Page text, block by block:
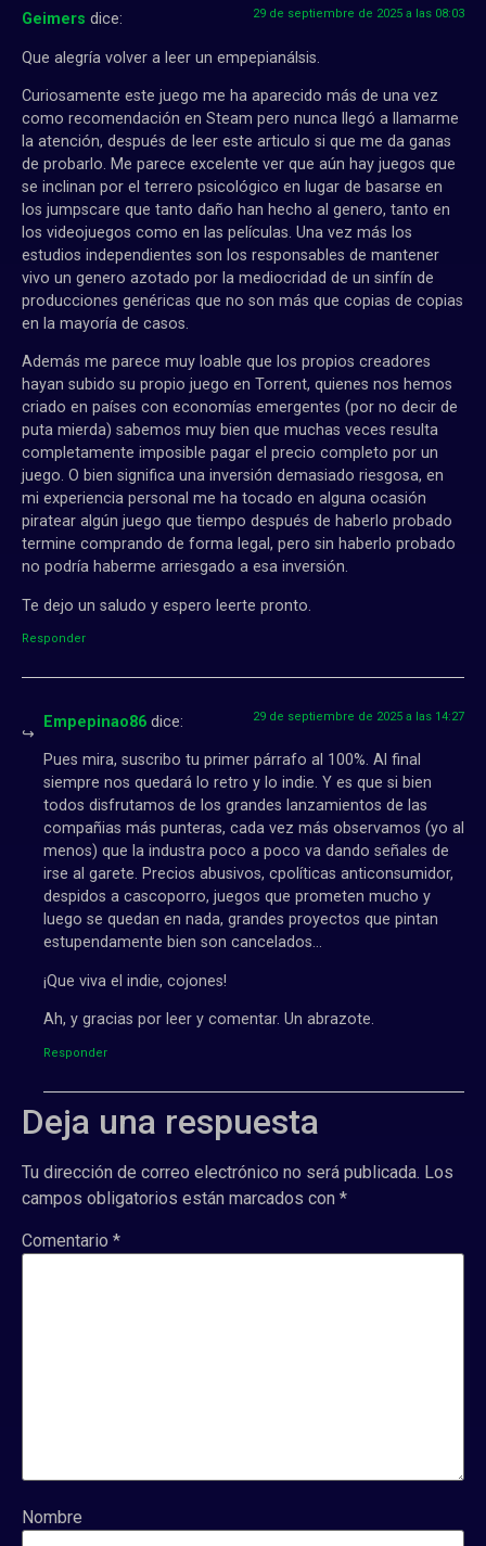
Geimers dice: 29 de septiembre de 2025 a las 08:03
Que alegría volver a leer un empepianálsis.
Curiosamente este juego me ha aparecido más de una vez
como recomendación en Steam pero nunca llegó a llamarme
la atención, después de leer este articulo si que me da ganas
de probarlo. Me parece excelente ver que aún hay juegos que
se inclinan por el terrero psicológico en lugar de basarse en
los jumpscare que tanto daño han hecho al genero, tanto en
los videojuegos como en las películas. Una vez más los
estudios independientes son los responsables de mantener
vivo un genero azotado por la mediocridad de un sinfín de
producciones genéricas que no son más que copias de copias
en la mayoría de casos.
Además me parece muy loable que los propios creadores
hayan subido su propio juego en Torrent, quienes nos hemos
criado en países con economías emergentes (por no decir de
puta mierda) sabemos muy bien que muchas veces resulta
completamente imposible pagar el precio completo por un
juego. O bien significa una inversión demasiado riesgosa, en
mi experiencia personal me ha tocado en alguna ocasión
piratear algún juego que tiempo después de haberlo probado
termine comprando de forma legal, pero sin haberlo probado
no podría haberme arriesgado a esa inversión.
Te dejo un saludo y espero leerte pronto.
Responder
Empepinao86 dice: 29 de septiembre de 2025 a las 14:27
Pues mira, suscribo tu primer párrafo al 100%. Al final
siempre nos quedará lo retro y lo indie. Y es que si bien
todos disfrutamos de los grandes lanzamientos de las
compañias más punteras, cada vez más observamos (yo al
menos) que la industra poco a poco va dando señales de
irse al garete. Precios abusivos, cpolíticas anticonsumidor,
despidos a cascoporro, juegos que prometen mucho y
luego se quedan en nada, grandes proyectos que pintan
estupendamente bien son cancelados…
¡Que viva el indie, cojones!
Ah, y gracias por leer y comentar. Un abrazote.
Responder
Deja una respuesta
Tu dirección de correo electrónico no será publicada. Los
campos obligatorios están marcados con *
Comentario *
Nombre